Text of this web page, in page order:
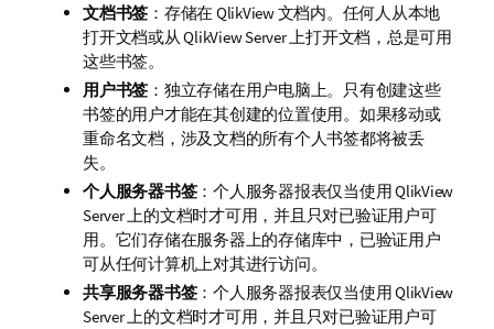
文档书签 ：存储在 QlikView文档内。任何人从本地
打开文档或从 QlikView Server 上打开文档，总是可用
这些书签。
用户书签 ：独立存储在用户电脑上。只有创建这些
书签的用户才能在其创建的位置使用。如果移动或
重命名文档，涉及文档的所有个人书签都将被丢
失。
个人服务器书签：个人服务器报表仅当使用 QlikView
Server 上的文档时才可用，并且只对已验证用户可
用。它们存储在服务器上的存储库中，已验证用户
可从任何计算机上对其进行访问。
共享服务器书签：个人服务器报表仅当使用 QlikView
Server 上的文档时才可用，并且只对已验证用户可